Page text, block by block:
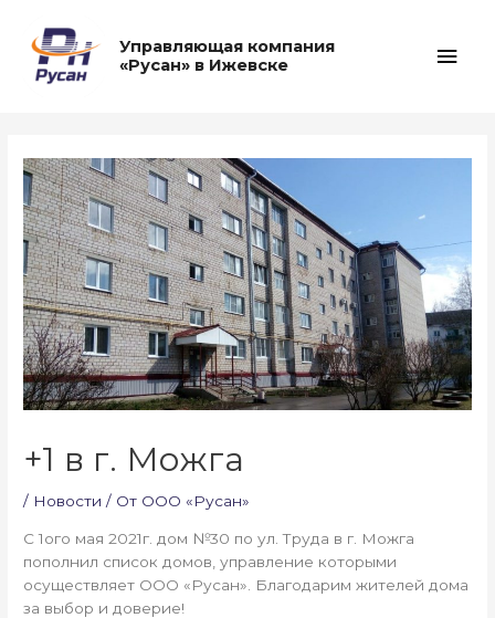
содержимому
Управляющая компания
«Русан» в Ижевске
+1 в г. Можга
/ Новости / От ООО «Русан»
С 1ого мая 2021г. дом №30 по ул. Труда в г. Можга
пополнил список домов, управление которыми
осуществляет ООО «Русан». Благодарим жителей дома
за выбор и доверие!